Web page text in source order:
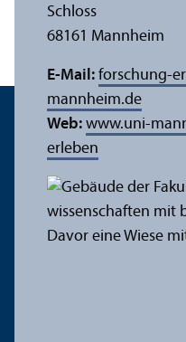
Schloss
68161 Mannheim
E-Mail: forschung-
mannheim.de
Web: www.uni-
erleben